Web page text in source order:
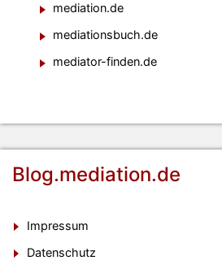
mediation.de
mediationsbuch.de
mediator-finden.de
Blog.mediation.de
Impressum
Datenschutz